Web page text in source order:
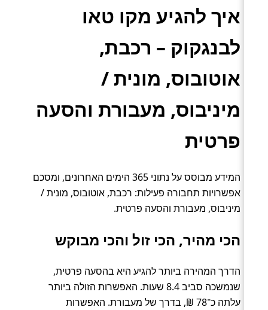
איך להגיע מקו טאו
לבנגקוק – רכבת,
אוטובוס, מונית /
מיניבוס, מעבורת והסעה
פרטית
המידע מבוסס על נתוני 365 הימים האחרונים, ומסכם
אפשרויות תחבורה פעילות: רכבת, אוטובוס, מונית /
מיניבוס, מעבורת והסעה פרטית.
הכי מהיר, הכי זול והכי מבוקש
הדרך המהירה ביותר להגיע היא בהסעה פרטית,
שנמשכה סביב 8.4 שעות. האפשרות הזולה ביותר
עלתה כ־78 ₪, בדרך של מעבורת. האפשרות